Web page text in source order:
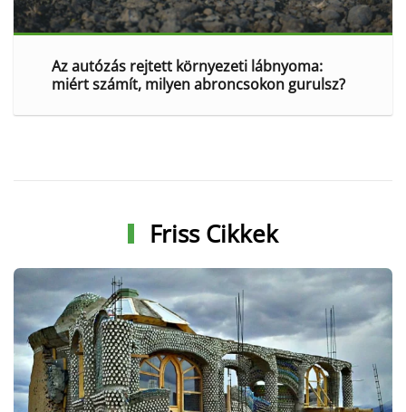
Az autózás rejtett környezeti lábnyoma:
miért számít, milyen abroncsokon gurulsz?
Friss Cikkek